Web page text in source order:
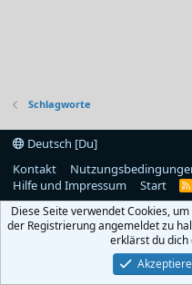
Schlagworte
Deutsch [Du]
Kontakt
Hilfe und Impressum
Start
R
Diese Seite verwendet Cookies,
der Registrierung angemeldet zu
erklärst du